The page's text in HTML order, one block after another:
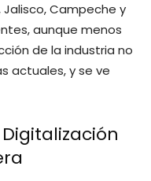
Jalisco, Campeche y
aunque menos
de la industria no
actuales, y se ve